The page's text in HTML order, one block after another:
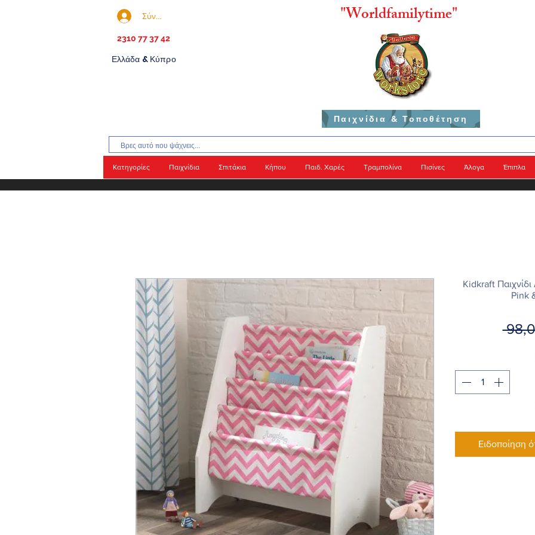
Σύνδεση
2310 77 37 42
Ελλάδα & Κύπρο
"Worldfamilytime"
Παιχνίδια & Τοποθέτηση
Κατηγορίες Παιχνίδια Σπιτάκια Κήπου Παιδ. Χαρές Τραμπολίνα Πισίνες Άλογα Έπιπλα
Kidkraft
Pink
Ειδοποίηση